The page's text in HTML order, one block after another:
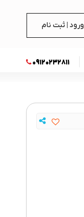
ورود | ثبت نام
09120232811